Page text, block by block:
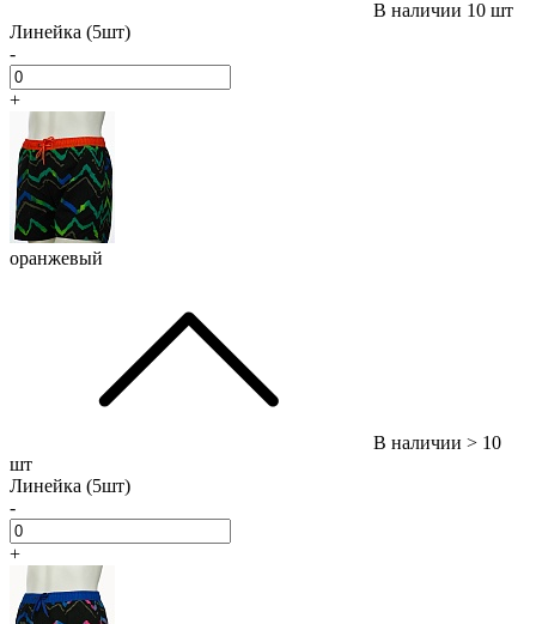
В наличии 10 шт
Линейка (5шт)
-
+
оранжевый
В наличии > 10
шт
Линейка (5шт)
-
+